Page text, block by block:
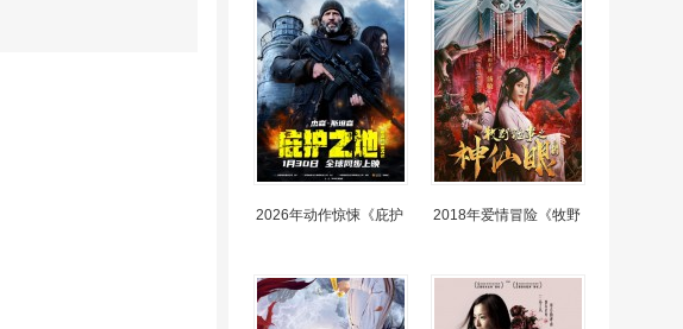
2026年动作惊悚《庇护 2018年爱情冒险《牧野